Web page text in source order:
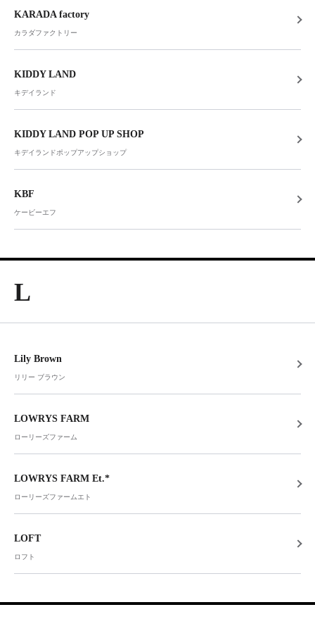
KARADA factory
カラダファクトリー
KIDDY LAND
キデイランド
KIDDY LAND POP UP SHOP
キデイランドポップアップショップ
KBF
ケービーエフ
L
Lily Brown
リリー ブラウン
LOWRYS FARM
ローリーズファーム
LOWRYS FARM Et.*
ローリーズファームエト
LOFT
ロフト